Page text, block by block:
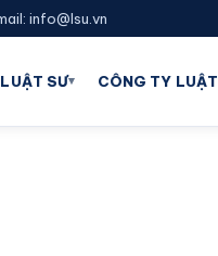
info@lsu.vn
LUẬT SƯ▾ CÔNG TY LUẬT